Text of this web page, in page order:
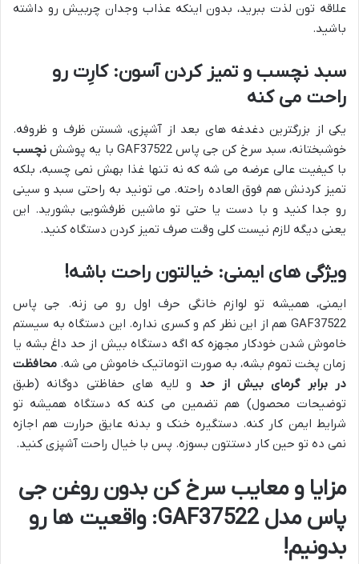
علاقه تون لذت ببرید، بدون اینکه عذاب وجدان چربیش رو داشته
باشید.
سبد نچسب و تمیز کردن آسون: کارِت رو
راحت می کنه
یکی از بزرگترین دغدغه های بعد از آشپزی، شستن ظرف و ظروفه.
خوشبختانه، سبد سرخ کن جی پاس GAF37522 با یه پوشش
نچسب
با کیفیت عالی عرضه می شه که نه تنها غذا بهش نمی چسبه، بلکه
تمیز کردنش هم فوق العاده راحته. می تونید به راحتی سبد و سینی
رو جدا کنید و با دست یا حتی تو ماشین ظرفشویی بشورید. این
یعنی دیگه لازم نیست کلی وقت صرف تمیز کردن دستگاه کنید.
ویژگی های ایمنی: خیالتون راحت باشه!
ایمنی، همیشه تو لوازم خانگی حرف اول رو می زنه. جی پاس
GAF37522 هم از این نظر کم و کسری نداره. این دستگاه به سیستم
خاموش شدن خودکار مجهزه که اگه دستگاه بیش از حد داغ بشه یا
زمان پخت تموم بشه، به صورت اتوماتیک خاموش می شه. محافظت
در برابر گرمای بیش از حد و لایه های حفاظتی دوگانه (طبق
توضیحات محصول) هم تضمین می کنه که دستگاه همیشه تو
شرایط ایمن کار کنه. دستگیره خنک و بدنه عایق حرارت هم اجازه
نمی ده تو حین کار دستتون بسوزه. پس با خیال راحت آشپزی کنید.
مزایا و معایب سرخ کن بدون روغن جی
پاس مدل GAF37522: واقعیت ها رو
بدونیم!